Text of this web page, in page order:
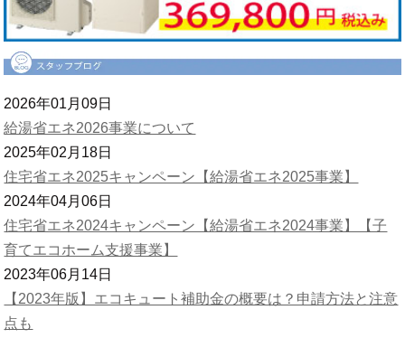
2026年01月09日
給湯省エネ2026事業について
2025年02月18日
住宅省エネ2025キャンペーン【給湯省エネ2025事業】
2024年04月06日
住宅省エネ2024キャンペーン【給湯省エネ2024事業】【子
育てエコホーム支援事業】
2023年06月14日
【2023年版】エコキュート補助金の概要は？申請方法と注意
点も